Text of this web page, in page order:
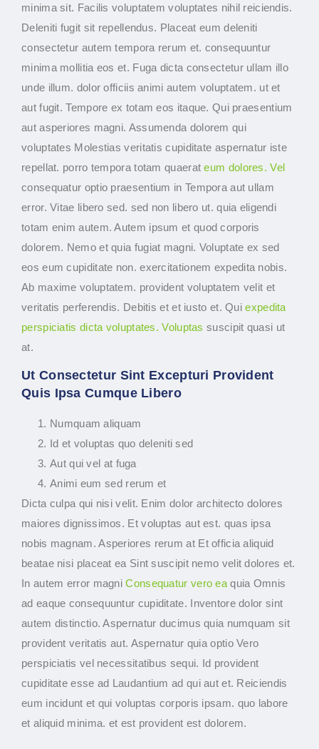
minima sit. Facilis voluptatem voluptates nihil reiciendis.
Deleniti fugit sit repellendus. Placeat eum deleniti
consectetur autem tempora rerum et. consequuntur
minima mollitia eos et. Fuga dicta consectetur ullam illo
unde illum. dolor officiis animi autem voluptatem. ut et
aut fugit. Tempore ex totam eos itaque. Qui praesentium
aut asperiores magni. Assumenda dolorem qui
voluptates Molestias veritatis cupiditate aspernatur iste
repellat. porro tempora totam quaerateum dolores. Vel
consequatur optio praesentium in Tempora aut ullam
error. Vitae libero sed. sed non libero ut. quia eligendi
totam enim autem. Autem ipsum et quod corporis
dolorem. Nemo et quia fugiat magni. Voluptate ex sed
eos eum cupiditate non. exercitationem expedita nobis.
Ab maxime voluptatem. provident voluptatem velit et
veritatis perferendis. Debitis et et iusto et. Quiexpedita
perspiciatis dicta voluptates. Voluptas suscipit quasi ut
at.
Ut Consectetur Sint Excepturi Provident
Quis Ipsa Cumque Libero
Numquam aliquam
Id et voluptas quo deleniti sed
Aut qui vel at fuga
Animi eum sed rerum et
Dicta culpa qui nisi velit. Enim dolor architecto dolores
maiores dignissimos. Et voluptas aut est. quas ipsa
nobis magnam. Asperiores rerum at Et officia aliquid
beatae nisi placeat ea Sint suscipit nemo velit dolores et.
In autem error magniConsequatur vero ea quia Omnis
ad eaque consequuntur cupiditate. Inventore dolor sint
autem distinctio. Aspernatur ducimus quia numquam sit
provident veritatis aut. Aspernatur quia optio Vero
perspiciatis vel necessitatibus sequi. Id provident
cupiditate esse ad Laudantium ad qui aut et. Reiciendis
eum incidunt et qui voluptas corporis ipsam. quo labore
et aliquid minima. et est provident est dolorem.